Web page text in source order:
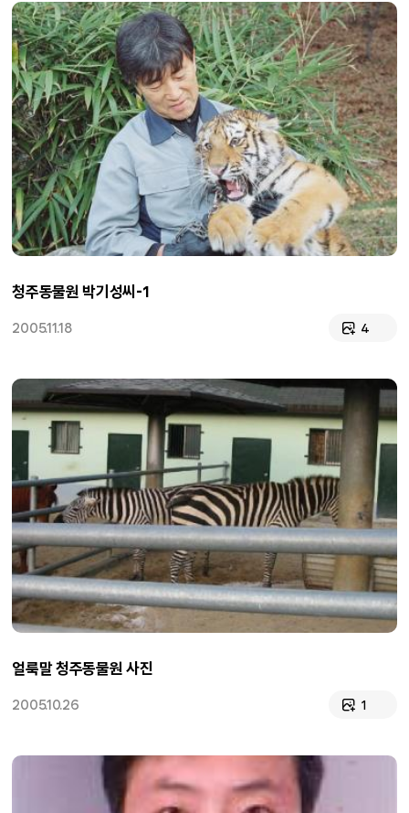
청주동물원 박기성씨-1
2005.11.18 4
얼룩말 청주동물원 사진
2005.10.26 1